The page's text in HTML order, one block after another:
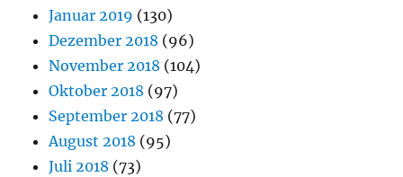
Januar 2019 (130)
Dezember 2018 (96)
November 2018 (104)
Oktober 2018 (97)
September 2018 (77)
August 2018 (95)
Juli 2018 (73)